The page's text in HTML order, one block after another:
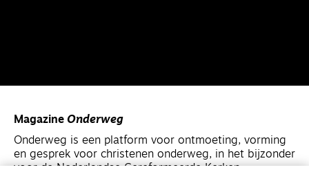
Magazine Onderweg
Onderweg is een platform voor ontmoeting, vorming
en gesprek voor christenen onderweg, in het bijzonder
voor de Nederlandse Gereformeerde Kerken.